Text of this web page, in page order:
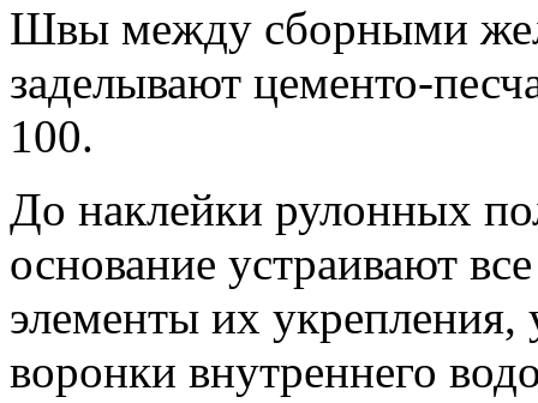
Швы между сборными
заделывают цементо-
100.
До наклейки рулонных
основание устраивают
элементы их укрепления,
воронки внутреннего